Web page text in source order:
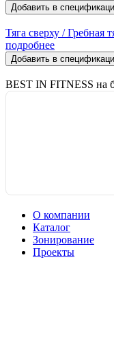
Добавить в
Тяга сверху / Гребная
подробнее
Добавить в
BEST IN FITNESS
О компании
Каталог
Зонирование
Проекты